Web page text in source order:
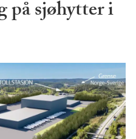
på sjøhytter i